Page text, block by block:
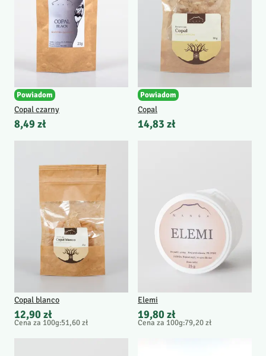
Powiadom
Copal czarny
8,49 zł
Powiadom
Copal
14,83 zł
Copal blanco
12,90 zł
Cena za 100g:51,60 zł
Elemi
19,80 zł
Cena za 100g:79,20 zł